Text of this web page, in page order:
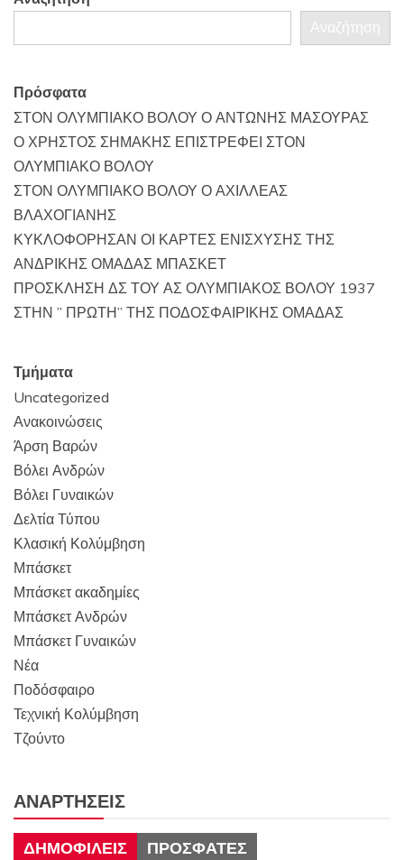
Αναζήτηση
Πρόσφατα
ΣΤΟΝ ΟΛΥΜΠΙΑΚΟ ΒΟΛΟΥ Ο ΑΝΤΩΝΗΣ ΜΑΣΟΥΡΑΣ
Ο ΧΡΗΣΤΟΣ ΣΗΜΑΚΗΣ ΕΠΙΣΤΡΕΦΕΙ ΣΤΟΝ
ΟΛΥΜΠΙΑΚΟ ΒΟΛΟΥ
ΣΤΟΝ ΟΛΥΜΠΙΑΚΟ ΒΟΛΟΥ Ο ΑΧΙΛΛΕΑΣ
ΒΛΑΧΟΓΙΑΝΗΣ
ΚΥΚΛΟΦΟΡΗΣΑΝ ΟΙ ΚΑΡΤΕΣ ΕΝΙΣΧΥΣΗΣ ΤΗΣ
ΑΝΔΡΙΚΗΣ ΟΜΑΔΑΣ ΜΠΑΣΚΕΤ
ΠΡΟΣΚΛΗΣΗ ΔΣ ΤΟΥ ΑΣ ΟΛΥΜΠΙΑΚΟΣ ΒΟΛΟΥ 1937
ΣΤΗΝ ” ΠΡΩΤΗ” ΤΗΣ ΠΟΔΟΣΦΑΙΡΙΚΗΣ ΟΜΑΔΑΣ
Τμήματα
Uncategorized
Ανακοινώσεις
Άρση Βαρών
Βόλει Ανδρών
Βόλει Γυναικών
Δελτία Τύπου
Κλασική Κολύμβηση
Μπάσκετ
Μπάσκετ ακαδημίες
Μπάσκετ Ανδρών
Μπάσκετ Γυναικών
Νέα
Ποδόσφαιρο
Τεχνική Κολύμβηση
Τζούντο
ΑΝΑΡΤΉΣΕΙΣ
ΔΗΜΟΦΙΛΕΊΣ ΠΡΌΣΦΑΤΕΣ